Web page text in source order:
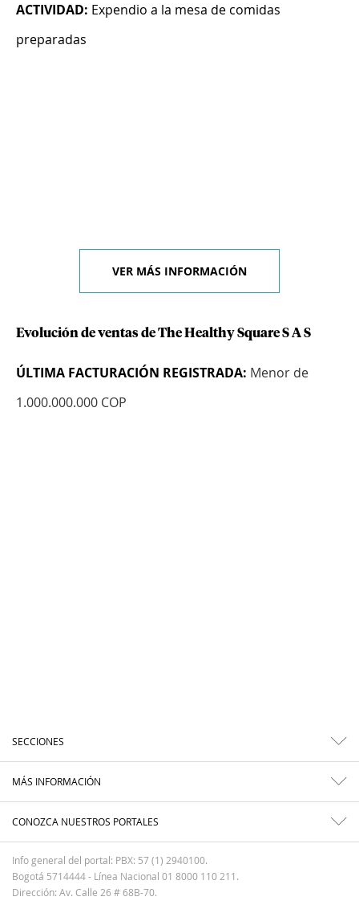
ACTIVIDAD: Expendio a la mesa de comidas
preparadas
VER MÁS INFORMACIÓN
Evolución de ventas de The Healthy Square S A S
ÚLTIMA FACTURACIÓN REGISTRADA: Menor de
1.000.000.000 COP
SECCIONES
MÁS INFORMACIÓN
CONOZCA NUESTROS PORTALES
Info general del portal: PBX: 57 (1) 2940100.
Bogotá 5714444 - Línea Nacional 01 8000 110 211.
Dirección: Av. Calle 26 # 68B-70.